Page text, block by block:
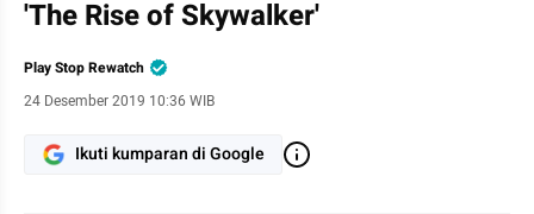
'The Rise of Skywalker'
Play Stop Rewatch
24 Desember 2019 10:36 WIB
Ikuti kumparan di Google